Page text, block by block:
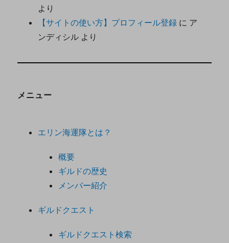
より
【サイトの使い方】プロフィール登録 に ア
ンディシル より
メニュー
エリン海運隊とは？
概要
ギルドの歴史
メンバー紹介
ギルドクエスト
ギルドクエスト検索